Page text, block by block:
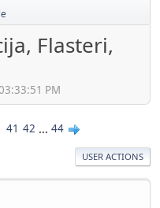
Flasteri,
PM
41 42 ... 44
USER ACTIONS